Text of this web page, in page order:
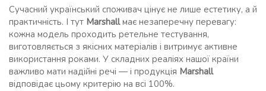
Сучасний український споживач цінує не лише естетику, а й
практичність. І тут Marshallмає незаперечну перевагу:
кожна модель проходить ретельне тестування,
виготовляється з якісних матеріалів і витримує активне
використання роками. У складних реаліях нашої країни
важливо мати надійні речі — і продукція Marshall
відповідає цьому критерію на всі 100%.